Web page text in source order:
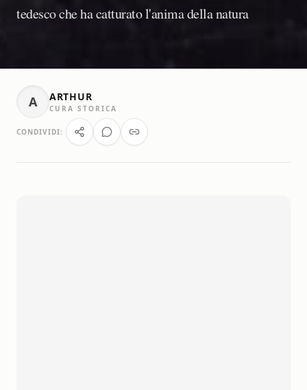
tedesco che ha catturato l'anima della natura
A ARTHUR
CURA STORICA
CONDIVIDI: